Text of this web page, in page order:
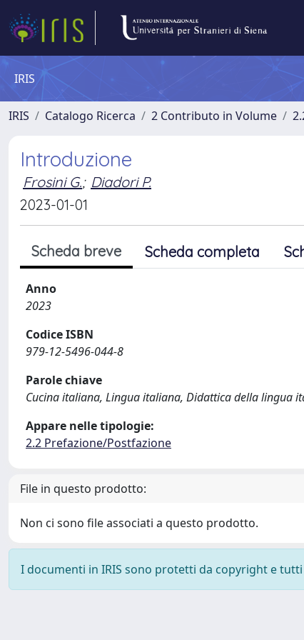
IRIS
IRIS Catalogo Ricerca 2 Contributo in Volume
Introduzione
Frosini G.; Diadori P.
2023-01-01
Scheda breve Scheda completa
Anno
2023
Codice ISBN
979-12-5496-044-8
Parole chiave
Cucina italiana, Lingua italiana, Didattica della lingua
Appare nelle tipologie:
2.2 Prefazione/Postfazione
File in questo prodotto:
Non ci sono file associati a questo prodotto.
I documenti in IRIS sono protetti da copyright e